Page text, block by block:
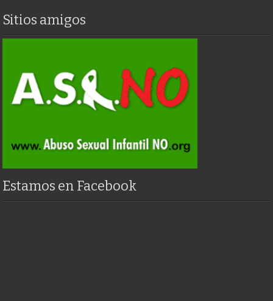
Sitios amigos
Estamos en Facebook